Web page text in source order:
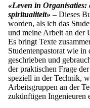
«Leven in Organisaties:
spiritualiteit» – Dieses
worden, als ich das
und meine Arbeit an der
Es bringt Texte
Studentenpastorat wie in
geschrieben und
der praktischen Frage
speziell in der Technik,
Arbeitsgruppen an der
zukünftigen Ingenieuren